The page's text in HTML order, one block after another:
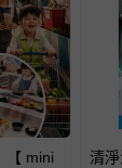
【 mini
清